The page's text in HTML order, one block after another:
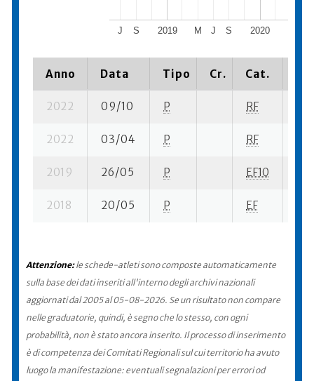
2019 2020
J S M J S
Anno Data Tipo Cr. Cat.
2022 09/10 P RF
2022 03/04 P RF
2019 26/05 P EF10
2018 20/05 P EF
Attenzione:le schede-atleti sono composte automaticamente
sulla base dei dati inseriti all'interno degli archivi nazionali
aggiornati dal 2005 al 05-08-2026. Se un risultato non compare
nelle graduatorie, quindi, è segno che lo stesso, con ogni
probabilità, non è stato ancora inserito. Il processo di inserimento
è di competenza dei Comitati Regionali sul cui territorio ha avuto
luogo la manifestazione: eventuali segnalazioni per errori od